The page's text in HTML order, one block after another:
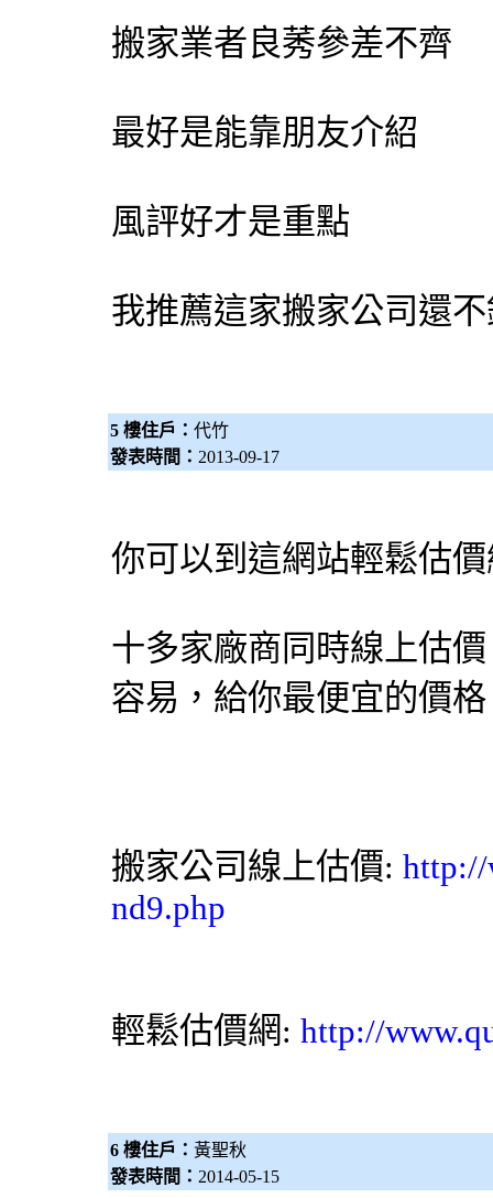
搬家業者良莠參差不齊
最好是能靠朋友介紹
風評好才是重點
我推薦這家搬家公司還
5 樓住戶： 代竹
發表時間： 2013-09-17
你可以到這網站輕鬆估
十多家廠商同時線上估
容易，給你最便宜的價
搬家公司線上估價: http://
nd9.php
輕鬆估價網: http://
6 樓住戶： 黃聖秋
發表時間： 2014-05-15